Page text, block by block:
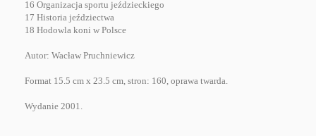
16 Organizacja sportu jeździeckiego
17 Historia jeździectwa
18 Hodowla koni w Polsce
Autor: Wacław Pruchniewicz
Format 15.5 cm x 23.5 cm, stron: 160, oprawa twarda.
Wydanie 2001.